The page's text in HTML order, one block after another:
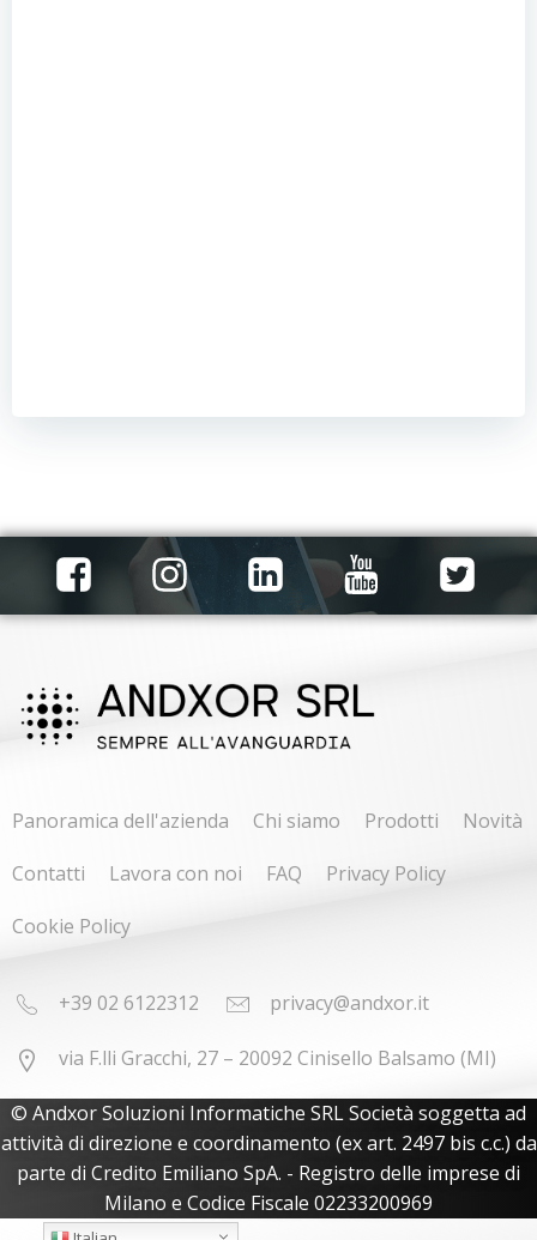
Panoramica dell'azienda Chi siamo Prodotti
Novità
Contatti
Lavora con noi FAQ
Privacy Policy
Cookie Policy
+39 02 6122312 privacy@andxor.it
via F.lli Gracchi, 27 – 20092 Cinisello Balsamo (MI)
© Andxor Soluzioni Informatiche SRL Società soggetta ad
attività di direzione e coordinamento (ex art. 2497 bis c.c.) da
parte di Credito Emiliano SpA. - Registro delle imprese di
Milano e Codice Fiscale 02233200969